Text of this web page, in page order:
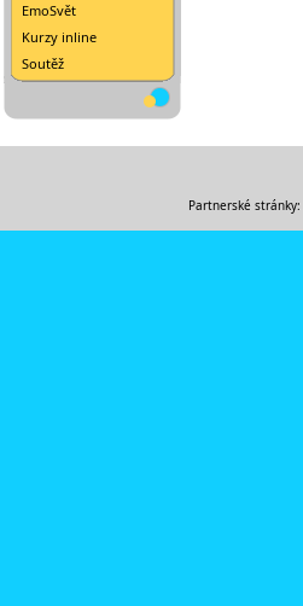
EmoSvět
Kurzy inline
Soutěž
Partnerské stránky: